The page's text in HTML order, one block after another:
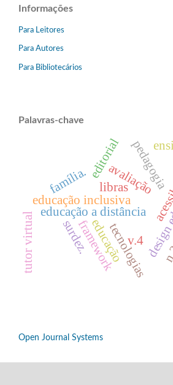
Informações
Para Leitores
Para Autores
Para Bibliotecários
Palavras-chave
educação
educação a distância
educação inclusiva
frameworktecnologias
avaliação
pedagogia
editorial
v.4
libras
família.
surdez.
tutor virtual
Open Journal Systems